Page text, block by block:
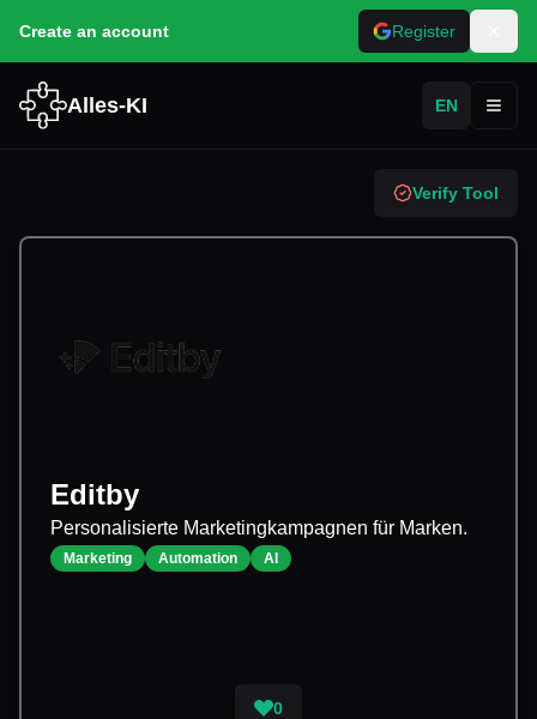
Create an account Register
Alles-KI EN
Verify Tool
Editby
Personalisierte Marketingkampagnen für Marken.
Marketing Automation AI
0